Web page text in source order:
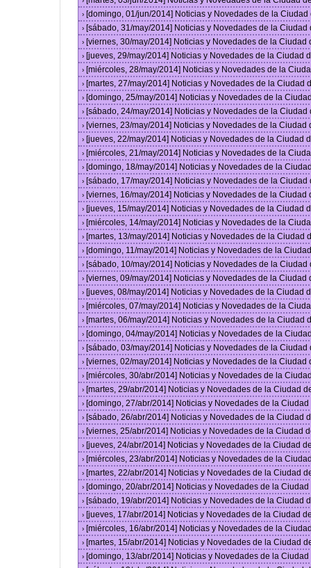
› [domingo, 01/jun/2014] Noticias y Novedades de la
› [sábado, 31/may/2014] Noticias y Novedades de la
› [viernes, 30/may/2014] Noticias y Novedades de la
› [jueves, 29/may/2014] Noticias y Novedades de la Ciudad
› [miércoles, 28/may/2014] Noticias y Novedades de la
› [martes, 27/may/2014] Noticias y Novedades de la Ciudad
› [domingo, 25/may/2014] Noticias y Novedades de la
› [sábado, 24/may/2014] Noticias y Novedades de la
› [viernes, 23/may/2014] Noticias y Novedades de la
› [jueves, 22/may/2014] Noticias y Novedades de la Ciudad
› [miércoles, 21/may/2014] Noticias y Novedades de la
› [domingo, 18/may/2014] Noticias y Novedades de la
› [sábado, 17/may/2014] Noticias y Novedades de la
› [viernes, 16/may/2014] Noticias y Novedades de la
› [jueves, 15/may/2014] Noticias y Novedades de la Ciudad
› [miércoles, 14/may/2014] Noticias y Novedades de la
› [martes, 13/may/2014] Noticias y Novedades de la Ciudad
› [domingo, 11/may/2014] Noticias y Novedades de la
› [sábado, 10/may/2014] Noticias y Novedades de la
› [viernes, 09/may/2014] Noticias y Novedades de la
› [jueves, 08/may/2014] Noticias y Novedades de la Ciudad
› [miércoles, 07/may/2014] Noticias y Novedades de la
› [martes, 06/may/2014] Noticias y Novedades de la Ciudad
› [domingo, 04/may/2014] Noticias y Novedades de la
› [sábado, 03/may/2014] Noticias y Novedades de la
› [viernes, 02/may/2014] Noticias y Novedades de la
› [miércoles, 30/abr/2014] Noticias y Novedades de la
› [martes, 29/abr/2014] Noticias y Novedades de la Ciudad
› [domingo, 27/abr/2014] Noticias y Novedades de la
› [sábado, 26/abr/2014] Noticias y Novedades de la Ciudad
› [viernes, 25/abr/2014] Noticias y Novedades de la Ciudad
› [jueves, 24/abr/2014] Noticias y Novedades de la Ciudad
› [miércoles, 23/abr/2014] Noticias y Novedades de la
› [martes, 22/abr/2014] Noticias y Novedades de la Ciudad
› [domingo, 20/abr/2014] Noticias y Novedades de la
› [sábado, 19/abr/2014] Noticias y Novedades de la Ciudad
› [jueves, 17/abr/2014] Noticias y Novedades de la Ciudad
› [miércoles, 16/abr/2014] Noticias y Novedades de la
› [martes, 15/abr/2014] Noticias y Novedades de la Ciudad
› [domingo, 13/abr/2014] Noticias y Novedades de la